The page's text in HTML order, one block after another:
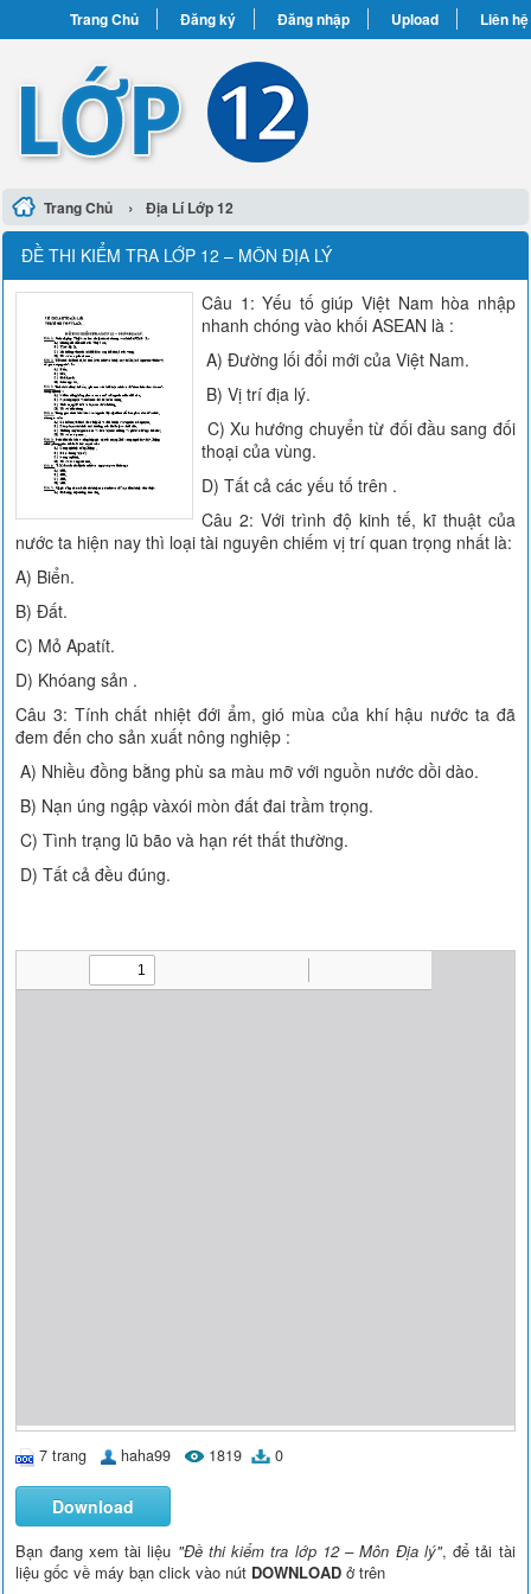
Trang Chủ Đăng ký Đăng nhập Upload Liên hệ
Trang Chủ › Địa Lí Lớp 12
ĐỀ THI KIỂM TRA LỚP 12 – MÔN ĐỊA LÝ
Câu 1: Yếu tố giúp Việt Nam hòa nhập
nhanh chóng vào khối ASEAN là :
A) Đường lối đổi mới của Việt Nam.
B) Vị trí địa lý.
C) Xu hướng chuyển từ đối đầu sang đối
thoại của vùng.
D) Tất cả các yếu tố trên .
Câu 2: Với trình độ kinh tế, kĩ thuật của
nước ta hiện nay thì loại tài nguyên chiếm vị trí quan trọng nhất là:
A) Biển.
B) Đất.
C) Mỏ Apatít.
D) Khóang sản .
Câu 3: Tính chất nhiệt đới ẩm, gió mùa của khí hậu nước ta đã
đem đến cho sản xuất nông nghiệp :
A) Nhiều đồng bằng phù sa màu mỡ với nguồn nước dồi dào.
B) Nạn úng ngập vàxói mòn đất đai trầm trọng.
C) Tình trạng lũ bão và hạn rét thất thường.
D) Tất cả đều đúng.
7 trang haha99 1819 0
Download
Bạn đang xem tài liệu "Đề thi kiểm tra lớp 12 – Môn Địa lý", để tải tài
liệu gốc về máy bạn click vào nút DOWNLOAD ở trên